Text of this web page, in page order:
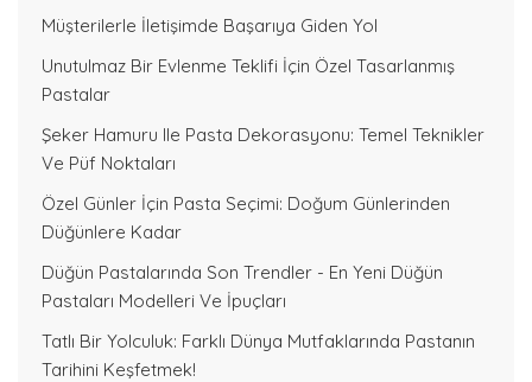
Müşterilerle İletişimde Başarıya Giden Yol
Unutulmaz Bir Evlenme Teklifi İçin Özel Tasarlanmış
Pastalar
Şeker Hamuru Ile Pasta Dekorasyonu: Temel Teknikler
Ve Püf Noktaları
Özel Günler İçin Pasta Seçimi: Doğum Günlerinden
Düğünlere Kadar
Düğün Pastalarında Son Trendler - En Yeni Düğün
Pastaları Modelleri Ve İpuçları
Tatlı Bir Yolculuk: Farklı Dünya Mutfaklarında Pastanın
Tarihini Keşfetmek!